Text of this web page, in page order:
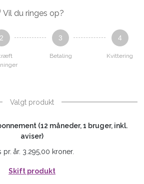
Vil du ringes op?
2 3
Betaling
4
Kvittering
Valgt produkt
(12 måneder, 1 bruger, inkl.
aviser)
pr. år. 3.295,00 kroner.
Skift produkt